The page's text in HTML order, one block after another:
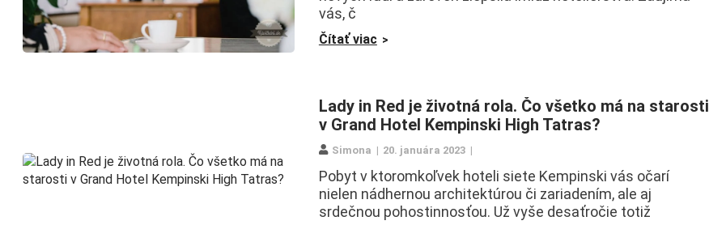
vás, č
Čítať viac
Lady in Red je životná rola. Čo všetko má na starosti
v Grand Hotel Kempinski High Tatras?
Simona 20. januára 2023
Pobyt v ktoromkoľvek hoteli siete Kempinski vás očarí
nielen nádhernou architektúrou či zariadením, ale aj
srdečnou pohostinnosťou. Už vyše desaťročie totiž